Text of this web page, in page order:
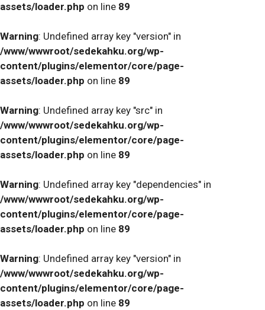
assets/loader.php on line 89
Warning: Undefined array key "version" in
/www/wwwroot/sedekahku.org/wp-
content/plugins/elementor/core/page-
assets/loader.php on line 89
Warning: Undefined array key "src" in
/www/wwwroot/sedekahku.org/wp-
content/plugins/elementor/core/page-
assets/loader.php on line 89
Warning: Undefined array key "dependencies" in
/www/wwwroot/sedekahku.org/wp-
content/plugins/elementor/core/page-
assets/loader.php on line 89
Warning: Undefined array key "version" in
/www/wwwroot/sedekahku.org/wp-
content/plugins/elementor/core/page-
assets/loader.php on line 89